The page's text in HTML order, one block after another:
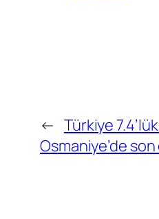
← Türkiye
Osmaniye’de